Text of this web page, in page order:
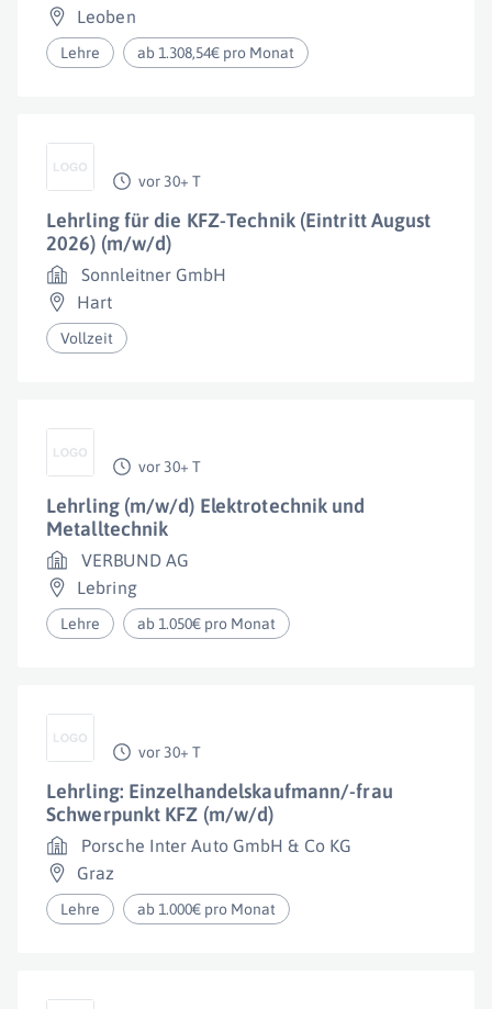
Leoben
Lehre ab 1.308,54€ pro Monat
vor 30+ T
Lehrling für die KFZ-Technik (Eintritt August
2026) (m/w/d)
Sonnleitner GmbH
Hart
Vollzeit
vor 30+ T
Lehrling (m/w/d) Elektrotechnik und
Metalltechnik
VERBUND AG
Lebring
Lehre ab 1.050€ pro Monat
vor 30+ T
Lehrling: Einzelhandelskaufmann/-frau
Schwerpunkt KFZ (m/w/d)
Porsche Inter Auto GmbH & Co KG
Graz
Lehre ab 1.000€ pro Monat